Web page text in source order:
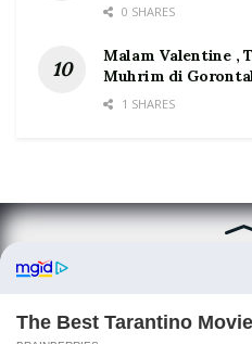
0 SHARES
Malam Valentine ,
Muhrim di
1 SHARES
Home